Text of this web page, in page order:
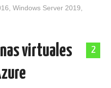
,Windows Server 2019
2
virtuales